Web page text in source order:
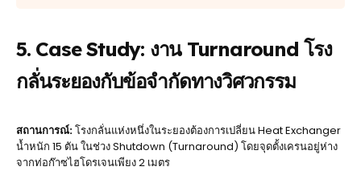
5. Case Study: งาน Turnaround โรง
กลั่นระยองกับข้อจำกัดทางวิศวกรรม
สถานการณ์:โรงกลั่นแห่งหนึ่งในระยองต้องการเปลี่ยน Heat Exchanger
น้ำหนัก 15 ตัน ในช่วง Shutdown (Turnaround) โดยจุดตั้งเครนอยู่ห่าง
จากท่อก๊าซไฮโดรเจนเพียง 2 เมตร